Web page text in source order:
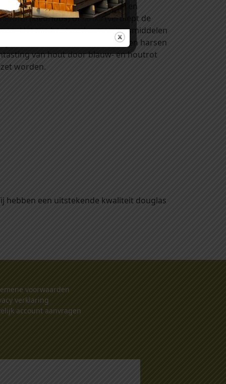
Kijk eens bij onze rubriek ‘verf en
naturel(kleurloos) of lariks (verdiept de
Het zijn houtverduurzamingsmiddelen
de invloeden van licht, weer en harsen
van hout door blauw- en houtrot
worden.
hebben een uitstekende kwaliteit douglas
voorwaarden
verklaring
account aanvragen